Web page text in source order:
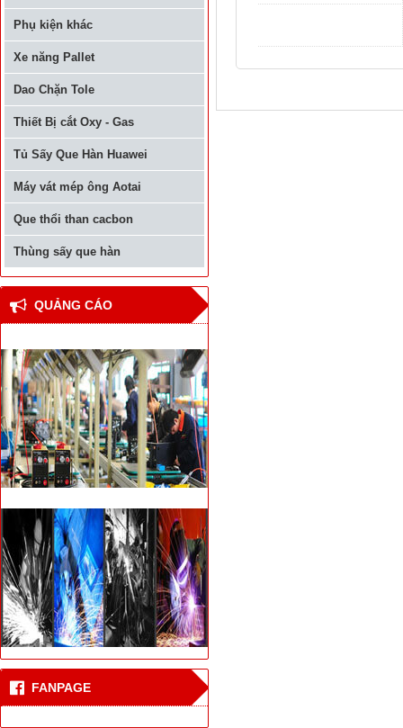
Phụ kiện khác
Xe năng Pallet
Dao Chặn Tole
Thiết Bị cắt Oxy - Gas
Tủ Sấy Que Hàn Huawei
Máy vát mép ông Aotai
Que thổi than cacbon
Thùng sấy que hàn
QUẢNG CÁO
FANPAGE
Thiết bị hàn đối đầu cốt